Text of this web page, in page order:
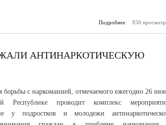
Подробнее
о В
850
АНТИНАРКОТИЧЕСКУЮ
с наркоманией, отмечаемого ежегодно 26
Республике проводит комплекс
у подростков и молодежи